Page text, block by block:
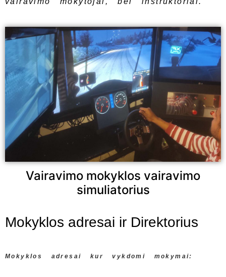
Vairavimo mokyklos vairavimo
simuliatorius
Mokyklos adresai ir Direktorius
Mokyklos adresai kur vykdomi mokymai: